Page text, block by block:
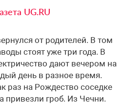
UG.RU
от родителей. В том
стоят уже три года. В
дают вечером на
день в разное время.
раз на Рождество соседке
привезли гроб. Из Чечни.